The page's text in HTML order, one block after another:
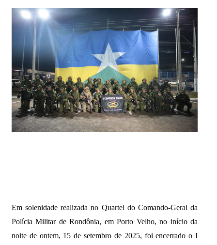
Em solenidade realizada no Quartel do Comando-Geral da
Polícia Militar de Rondônia, em Porto Velho, no início da
noite de ontem, 15 de setembro de 2025, foi encerrado o I